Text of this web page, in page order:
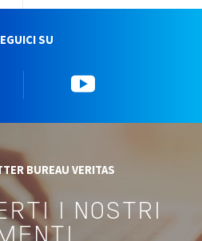
SU
BUREAU VERITAS
I NOSTRI